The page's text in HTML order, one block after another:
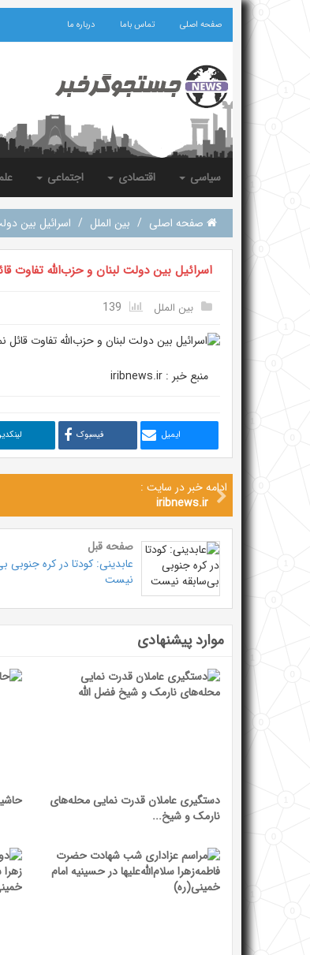
صفحه اصلی تماس باما درباره ما
سیاسی اقتصادی اجتماعی
صفحه اصلی / بین الملل / اسرائیل بین
اسرائیل بین دولت لبنان و حزب‌الله تفاوت
بین الملل
منبع خبر : iribnews.ir
ایمیل فیسبوک
ادامه خبر در سایت :
iribnews.ir
صفحه قبل
عابدینی: کودتا در کره جنوبی
نیست
موارد پیشنهادی
دستگیری عاملان قدرت نمایی محله‌های
نارمک و شیخ...